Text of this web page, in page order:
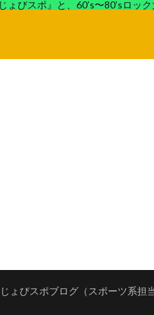
ょびスポ』と、60’s〜80’sロッ
じょびスポブログ（スポーツ系担当